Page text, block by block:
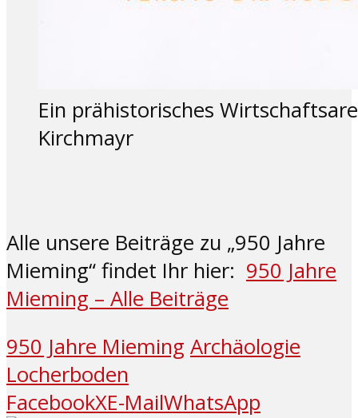
Ein prähistorisches
Kirchmayr
Alle unsere Beiträge zu „950 Jahre
Mieming“ findet Ihr hier: 950 Jahre
Mieming – Alle Beiträge
950 Jahre Mieming Archäologie
Locherboden
FacebookXE-MailWhatsApp